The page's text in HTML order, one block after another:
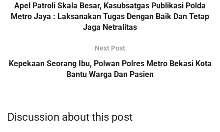
Apel Patroli Skala Besar, Kasubsatgas Publikasi Polda
Metro Jaya : Laksanakan Tugas Dengan Baik Dan Tetap
Jaga Netralitas
Next Post
Kepekaan Seorang Ibu, Polwan Polres Metro Bekasi Kota
Bantu Warga Dan Pasien
Discussion about this post